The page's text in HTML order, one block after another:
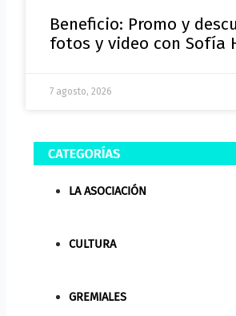
Beneficio: Promo y
fotos y video con Sofía
7 agosto, 2026
LA ASOCIACIÓN
CULTURA
GREMIALES